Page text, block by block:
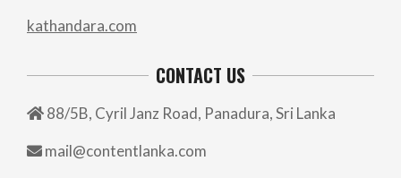
kathandara.com
CONTACT US
88/5B, Cyril Janz Road, Panadura, Sri Lanka
mail@contentlanka.com